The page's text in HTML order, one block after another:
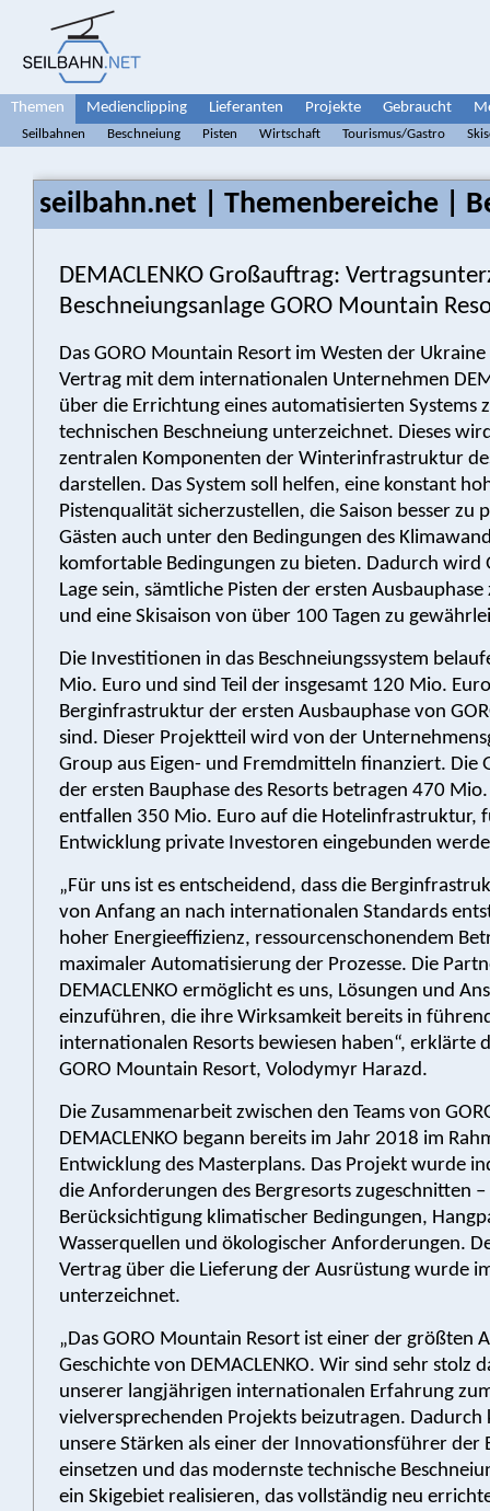
Themen Medienclipping Lieferanten Projekte Gebraucht
Seilbahnen Beschneiung Pisten Wirtschaft Tourismus/Gastro
seilbahn.net | Themenbereiche |
DEMACLENKO Großauftrag:
Beschneiungsanlage GORO Mountain
Das GORO Mountain Resort im Westen der
Vertrag mit dem internationalen Unternehmen
über die Errichtung eines automatisierten Systems
technischen Beschneiung unterzeichnet. Dieses
zentralen Komponenten der Winterinfrastruktur
darstellen. Das System soll helfen, eine konstant
Pistenqualität sicherzustellen, die Saison besser zu
Gästen auch unter den Bedingungen des
komfortable Bedingungen zu bieten. Dadurch wird
Lage sein, sämtliche Pisten der ersten
und eine Skisaison von über 100 Tagen zu
Die Investitionen in das Beschneiungssystem
Mio. Euro und sind Teil der insgesamt 120 Mio.
Berginfrastruktur der ersten Ausbauphase von
sind. Dieser Projektteil wird von der
Group aus Eigen- und Fremdmitteln finanziert. Die
der ersten Bauphase des Resorts betragen 470
entfallen 350 Mio. Euro auf die Hotelinfrastruktur,
Entwicklung private Investoren eingebunden
„Für uns ist es entscheidend, dass die
von Anfang an nach internationalen Standards
hoher Energieeffizienz, ressourcenschonendem
maximaler Automatisierung der Prozesse. Die
DEMACLENKO ermöglicht es uns, Lösungen und
einzuführen, die ihre Wirksamkeit bereits in
internationalen Resorts bewiesen haben“, erklärte
GORO Mountain Resort, Volodymyr Harazd.
Die Zusammenarbeit zwischen den Teams von
DEMACLENKO begann bereits im Jahr 2018 im
Entwicklung des Masterplans. Das Projekt wurde
die Anforderungen des Bergresorts zugeschnitten
Berücksichtigung klimatischer Bedingungen,
Wasserquellen und ökologischer Anforderungen.
Vertrag über die Lieferung der Ausrüstung wurde
unterzeichnet.
„Das GORO Mountain Resort ist einer der größten
Geschichte von DEMACLENKO. Wir sind sehr stolz
unserer langjährigen internationalen Erfahrung
vielversprechenden Projekts beizutragen. Dadurch
unsere Stärken als einer der Innovationsführer der
einsetzen und das modernste technische
ein Skigebiet realisieren, das vollständig neu